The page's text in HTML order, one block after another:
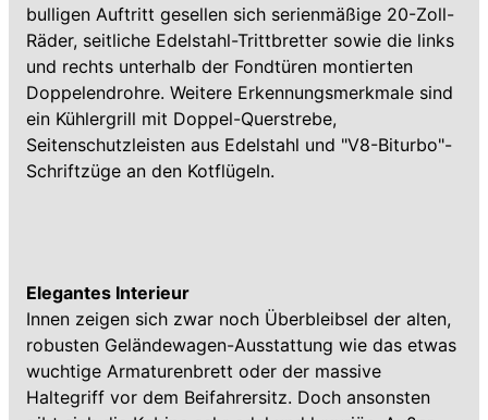
bulligen Auftritt gesellen sich serienmäßige 20-Zoll-
Räder, seitliche Edelstahl-Trittbretter sowie die links
und rechts unterhalb der Fondtüren montierten
Doppelendrohre. Weitere Erkennungsmerkmale sind
ein Kühlergrill mit Doppel-Querstrebe,
Seitenschutzleisten aus Edelstahl und "V8-Biturbo"-
Schriftzüge an den Kotflügeln.
Elegantes Interieur
Innen zeigen sich zwar noch Überbleibsel der alten,
robusten Geländewagen-Ausstattung wie das etwas
wuchtige Armaturenbrett oder der massive
Haltegriff vor dem Beifahrersitz. Doch ansonsten